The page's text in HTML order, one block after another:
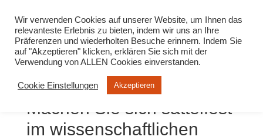
Machen Sie sich sattelfest
im wissenschaftlichen
Wir verwenden Cookies auf unserer Website, um Ihnen das
relevanteste Erlebnis zu bieten, indem wir uns an Ihre
Präferenzen und wiederholten Besuche erinnern. Indem Sie
auf "Akzeptieren" klicken, erklären Sie sich mit der
Verwendung von ALLEN Cookies einverstanden.
Cookie Einstellungen Akzeptieren